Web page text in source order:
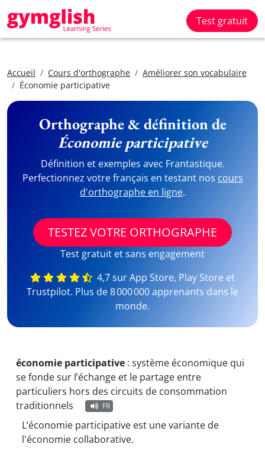
Test gratuit
Accueil Cours d'orthographe
Améliorer son vocabulaire
Économie participative
Orthographe & définition de
Économie participative
Définition et exemples avec Frantastique.
Perfectionnez votre français en testant nos cours
d'orthographe en ligne.
TESTEZ VOTRE ORTHOGRAPHE
Test gratuit et sans engagement
4,7 sur App Store, Play Store et
Trustpilot. Plus de 8 000 000 apprenants dans le
monde.
économie participative : système économique qui
se fonde sur l’échange et le partage entre
particuliers hors des circuits de consommation
traditionnels
FR
L’économie participative est une variante de
l'économie collaborative.